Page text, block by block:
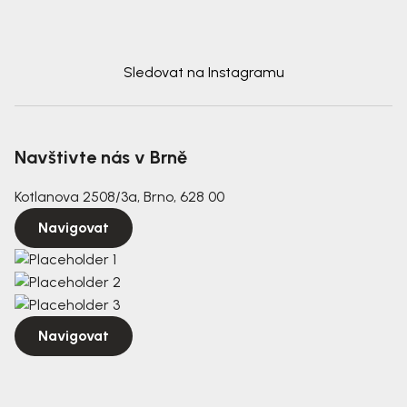
Sledovat na Instagramu
Navštivte nás v Brně
Kotlanova 2508/3a, Brno, 628 00
Navigovat
Navigovat